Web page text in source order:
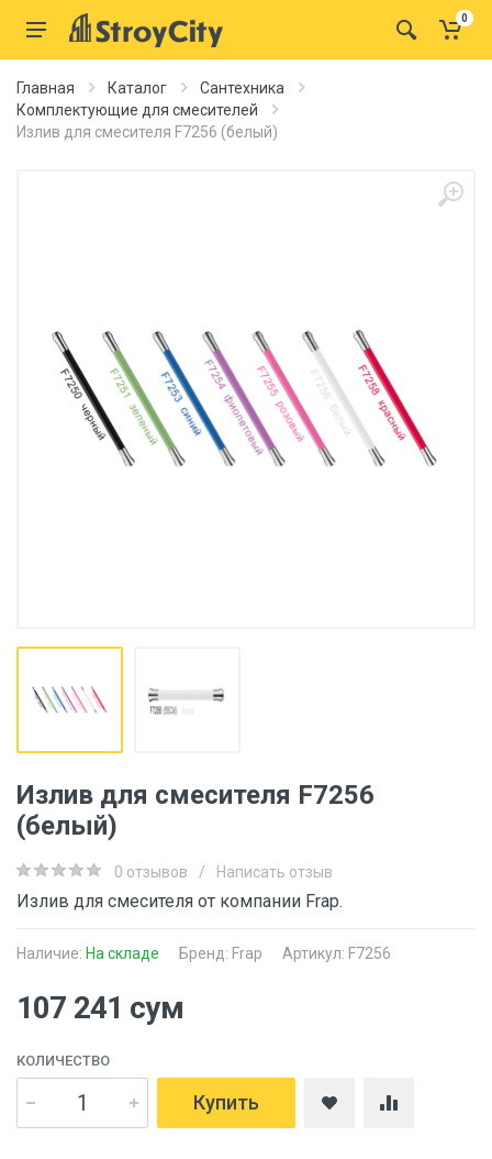
0
Главная Каталог
Сантехника
Комплектующие для смесителей
Излив для смесителя F7256 (белый)
Излив для смесителя F7256
(белый)
0 отзывов / Написать отзыв
Излив для смесителя от компании Frap.
Наличие: На складе Бренд: Frap Артикул: F7256
107 241 сум
КОЛИЧЕСТВО
Купить